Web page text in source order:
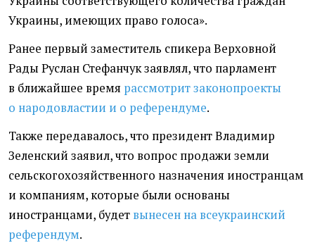
Украины, имеющих право голоса».
Ранее первый заместитель спикера Верховной
Рады Руслан Стефанчук заявлял, что парламент
в ближайшее время рассмотрит законопроекты
о народовластии и о референдуме.
Также передавалось, что президент Владимир
Зеленский заявил, что вопрос продажи земли
сельскогохозяйственного назначения иностранцам
и компаниям, которые были основаны
иностранцами, будет вынесен на всеукраинский
референдум.